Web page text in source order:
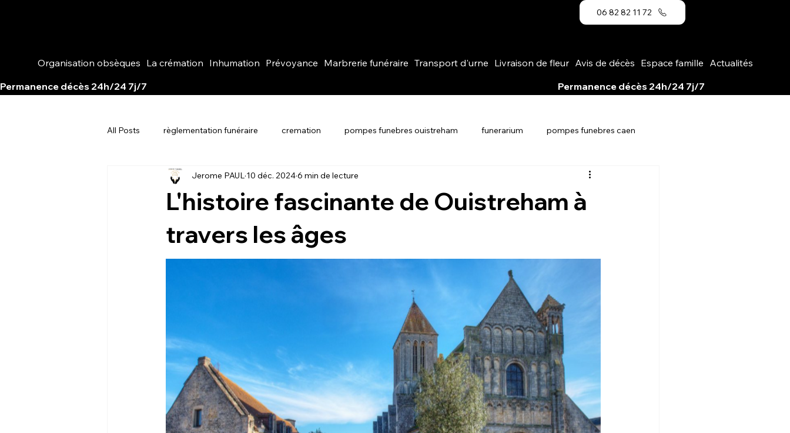
06 82 82 11 72
Organisation obsèques La crémation Inhumation Prévoyance Marbrerie funéraire Transport d'urne Livraison de fleur Avis de décès Espace famille Actualités
Permanence décès 24h/24 7j/7
All Posts règlementation funéraire cremation pompes funebres ouistreham funerarium pompes funebres caen
L'histoire fascinante de Ouistreham à
travers les âges
Jerome PAUL 10 déc. 20246 min de lecture